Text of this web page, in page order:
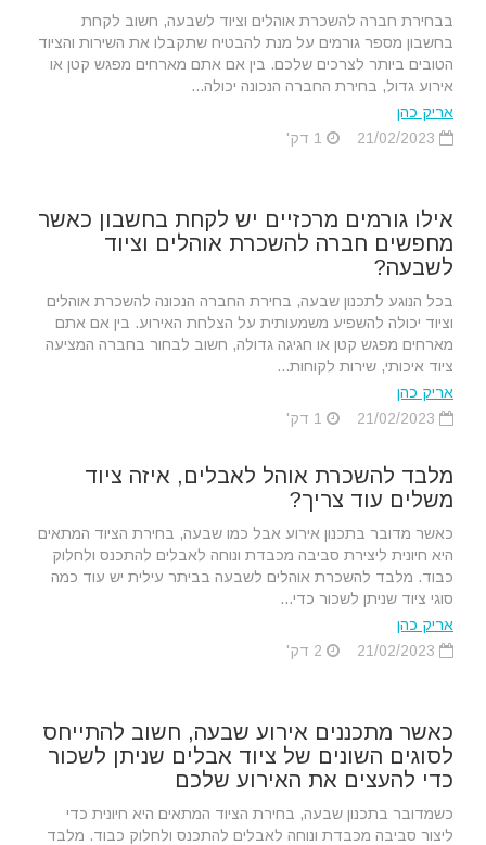
בבחירת חברה להשכרת אוהלים וציוד לשבעה, חשוב לקחת
בחשבון מספר גורמים על מנת להבטיח שתקבלו את השירות והציוד
הטובים ביותר לצרכים שלכם. בין אם אתם מארחים מפגש קטן או
אירוע גדול, בחירת החברה הנכונה יכולה...
אריק כהן
אילו גורמים מרכזיים יש לקחת בחשבון כאשר
מחפשים חברה להשכרת אוהלים וציוד
לשבעה?
בכל הנוגע לתכנון שבעה, בחירת החברה הנכונה להשכרת אוהלים
וציוד יכולה להשפיע משמעותית על הצלחת האירוע. בין אם אתם
מארחים מפגש קטן או חגיגה גדולה, חשוב לבחור בחברה המציעה
ציוד איכותי, שירות לקוחות...
אריק כהן
מלבד להשכרת אוהל לאבלים, איזה ציוד
משלים עוד צריך?
כאשר מדובר בתכנון אירוע אבל כמו שבעה, בחירת הציוד המתאים
היא חיונית ליצירת סביבה מכבדת ונוחה לאבלים להתכנס ולחלוק
כבוד. מלבד להשכרת אוהלים לשבעה בביתר עילית יש עוד כמה
סוגי ציוד שניתן לשכור כדי...
אריק כהן
כאשר מתכננים אירוע שבעה, חשוב להתייחס
לסוגים השונים של ציוד אבלים שניתן לשכור
כדי להעצים את האירוע שלכם
כשמדובר בתכנון שבעה, בחירת הציוד המתאים היא חיונית כדי
ליצור סביבה מכבדת ונוחה לאבלים להתכנס ולחלוק כבוד. מלבד